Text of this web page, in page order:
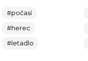
#počasí
#herec
#letadlo